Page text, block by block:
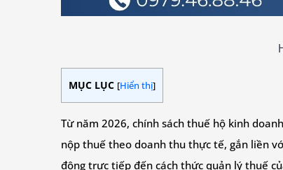
MỤC LỤC [Hiển thị]
Từ năm 2026, chính sách thuế hộ kinh
nộp thuế theo doanh thu thực tế, gắn liền
động trực tiếp đến cách thức quản lý thuế